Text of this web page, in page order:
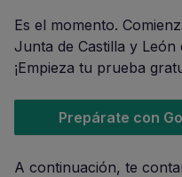
Es el momento.
Junta de Castilla y
¡Empieza tu prueba
Prepárate con
A continuación, te